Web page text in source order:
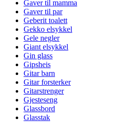
Gaver til mamma
Gaver til par
Geberit toalett
Gekko elsykkel
Gele negler
Giant elsykkel
Gin glass
Gipsheis
Gitar barn
Gitar forsterker
Gitarstrenger
Gjesteseng
Glassbord
Glasstak